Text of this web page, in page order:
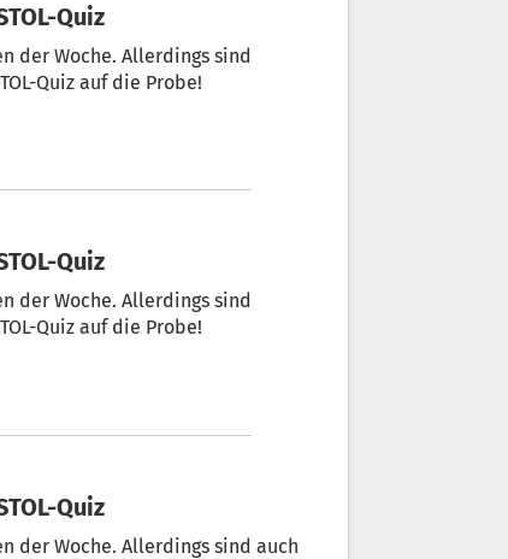
Quiz
der Woche. Allerdings sind
Quiz auf die Probe!
Quiz
der Woche. Allerdings sind
Quiz auf die Probe!
Quiz
der Woche. Allerdings sind auch